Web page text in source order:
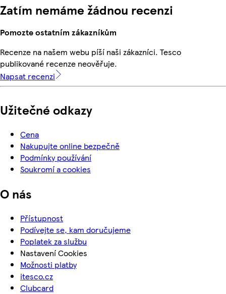
Zatím nemáme žádnou recenzi
Pomozte ostatním zákazníkům
Recenze na našem webu píší naši zákazníci. Tesco
publikované recenze neověřuje.
Napsat recenzi
Užitečné odkazy
Cena
Nakupujte online bezpečně
Podmínky používání
Soukromí a cookies
O nás
Přístupnost
Podívejte se, kam doručujeme
Poplatek za službu
Nastavení Cookies
Možnosti platby
itesco.cz
Clubcard